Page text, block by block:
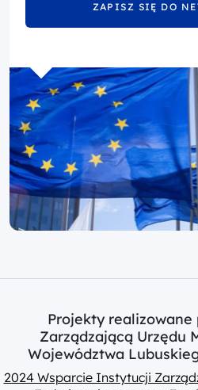
ZAPISZ SIĘ DO
Projekty
Zarządzającą Urzędu
Województwa
2024 Wsparcie Instytucji